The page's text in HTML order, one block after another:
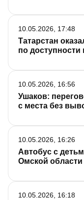
Татарстан
по доступности
10.05.2026, 17:48
Ушаков:
с места без
10.05.2026, 16:56
Автобус с
Омской
10.05.2026, 16:26
10.05.2026, 16:18